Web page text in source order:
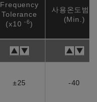
±25 -40
Frequency
Tolerance
(x10-6)
사용온도범위
(Min.)